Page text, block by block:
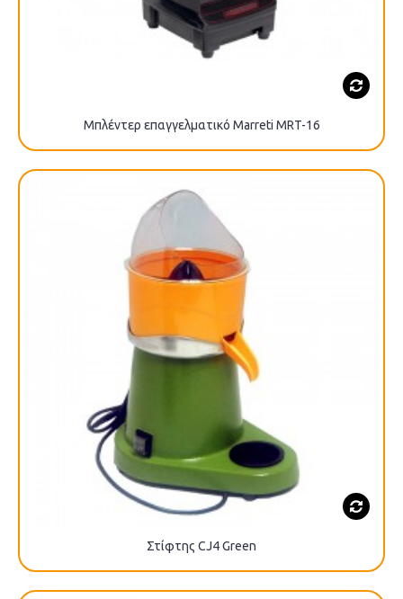
Μπλέντερ επαγγελματικό Marreti MRT-16
Στίφτης CJ4 Green